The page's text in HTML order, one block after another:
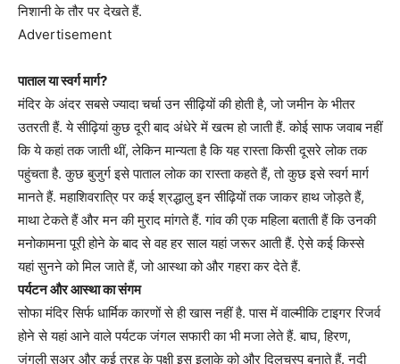
निशानी के तौर पर देखते हैं.
Advertisement
पाताल या स्वर्ग मार्ग?
मंदिर के अंदर सबसे ज्यादा चर्चा उन सीढ़ियों की होती है, जो जमीन के भीतर
उतरती हैं. ये सीढ़ियां कुछ दूरी बाद अंधेरे में खत्म हो जाती हैं. कोई साफ जवाब नहीं
कि ये कहां तक जाती थीं, लेकिन मान्यता है कि यह रास्ता किसी दूसरे लोक तक
पहुंचता है. कुछ बुजुर्ग इसे पाताल लोक का रास्ता कहते हैं, तो कुछ इसे स्वर्ग मार्ग
मानते हैं. महाशिवरात्रि पर कई श्रद्धालु इन सीढ़ियों तक जाकर हाथ जोड़ते हैं,
माथा टेकते हैं और मन की मुराद मांगते हैं. गांव की एक महिला बताती हैं कि उनकी
मनोकामना पूरी होने के बाद से वह हर साल यहां जरूर आती हैं. ऐसे कई किस्से
यहां सुनने को मिल जाते हैं, जो आस्था को और गहरा कर देते हैं.
पर्यटन और आस्था का संगम
सोफा मंदिर सिर्फ धार्मिक कारणों से ही खास नहीं है. पास में वाल्मीकि टाइगर रिजर्व
होने से यहां आने वाले पर्यटक जंगल सफारी का भी मजा लेते हैं. बाघ, हिरण,
जंगली सुअर और कई तरह के पक्षी इस इलाके को और दिलचस्प बनाते हैं. नदी